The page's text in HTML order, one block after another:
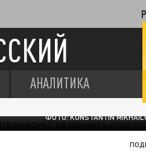
АНАЛИТИКА
ФОТО: KONSTANTIN